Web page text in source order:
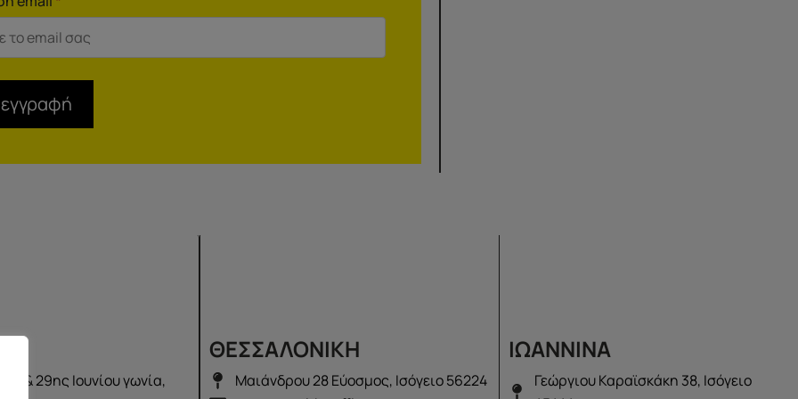
& 29ης Ιουνίου γωνία,
ΘΕΣΣΑΛΟΝΙΚΗ
Μαιάνδρου 28 Εύοσμος, Ισόγειο 56224
ΙΩΑΝΝΙΝΑ
Γεώργιου Καραϊσκάκη 38, Ισόγειο